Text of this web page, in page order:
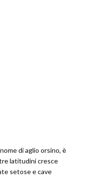
di aglio orsino, è
latitudini cresce
setose e cave